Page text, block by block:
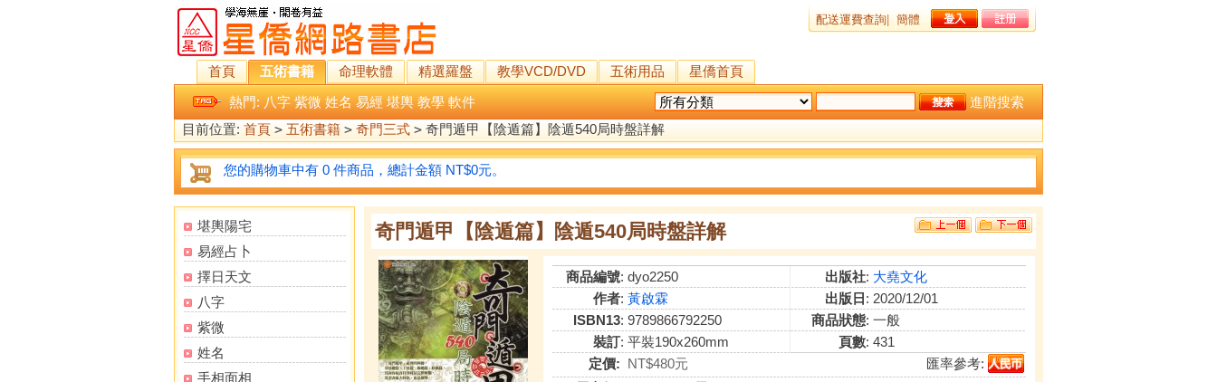
配送運費查詢 簡體
首頁 五術書籍 命理軟體 精選羅盤 教學VCD/DVD 五術用品
星僑首頁
熱門: 八字 紫微 姓名 易經 堪輿 教學 軟件
進階搜索
目前位置: 首頁 > 五術書籍 > 奇門三式 > 奇門遁甲【陰遁篇】陰遁540局時盤詳解
您的購物車中有 0 件商品，總計金額 NT$0元。
堪輿陽宅
易經占卜
擇日天文
八字
紫微
姓名
手相面相
奇門遁甲【陰遁篇】陰遁540局時盤詳解
商品編號: dyo2250 出版社: 大堯文化
作者: 黃啟霖 出版日 : 2020/12/01
ISBN13: 9789866792250 商品狀態: 一般
裝訂: 平裝190x260mm 頁數: 431
定價: NT$480元
匯率參考: